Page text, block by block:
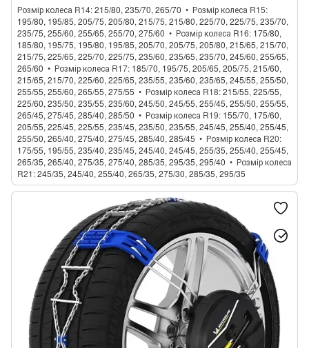
Розмір колеса R14 215/80, 235/70, 265/70
Розмір колеса R15
195/80, 195/85, 205/75, 205/80, 215/75, 215/80, 225/70, 225/75, 235/70,
235/75, 255/60, 255/65, 255/70, 275/60
Розмір колеса R16 175/80,
185/80, 195/75, 195/80, 195/85, 205/70, 205/75, 205/80, 215/65, 215/70,
215/75, 225/65, 225/70, 225/75, 235/60, 235/65, 235/70, 245/60, 255/65,
265/60
Розмір колеса R17 185/70, 195/75, 205/65, 205/75, 215/60,
215/65, 215/70, 225/60, 225/65, 235/55, 235/60, 235/65, 245/55, 255/50,
255/55, 255/60, 265/55, 275/55
Розмір колеса R18 215/55, 225/55,
225/60, 235/50, 235/55, 235/60, 245/50, 245/55, 255/45, 255/50, 255/55,
265/45, 275/45, 285/40, 285/50
Розмір колеса R19 155/70, 175/60,
205/55, 225/45, 225/55, 235/45, 235/50, 235/55, 245/45, 255/40, 255/45,
255/50, 265/40, 275/40, 275/45, 285/40, 285/45
Розмір колеса R20
175/55, 195/55, 235/40, 235/45, 245/40, 245/45, 255/35, 255/40, 255/45,
265/35, 265/40, 275/35, 275/40, 285/35, 295/35, 295/40
Розмір колеса
R21 245/35, 245/40, 255/40, 265/35, 275/30, 285/35, 295/35